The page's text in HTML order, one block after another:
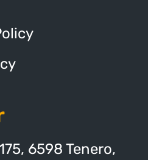
6598 Tenero,